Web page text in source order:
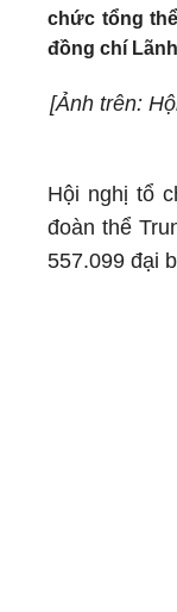
chức tổng
đồng chí
[Ảnh trên:
Hội nghị tổ
đoàn thể
557.099 đại